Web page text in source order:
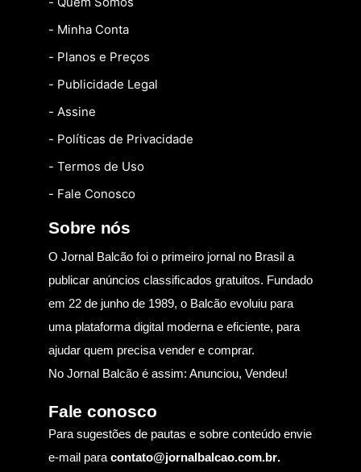
- Minha Conta
- Planos e Preços
- Publicidade Legal
- Assine
- Políticas de Privacidade
- Termos de Uso
- Fale Conosco
Sobre nós
O Jornal Balcão foi o primeiro jornal no Brasil a
publicar anúncios classificados gratuitos. Fundado
em 22 de junho de 1989, o Balcão evoluiu para
uma plataforma digital moderna e eficiente, para
ajudar quem precisa vender e comprar.
No Jornal Balcão é assim: Anunciou, Vendeu!
Fale conosco
Para sugestões de pautas e sobre conteúdo envie
e-mail para contato@jornalbalcao.com.br.